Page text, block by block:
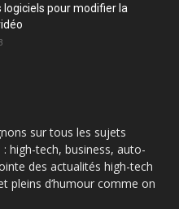
logiciels pour modifier la
sur tous les sujets
high-tech, business, auto-
des actualités high-tech
pleins d’humour comme on